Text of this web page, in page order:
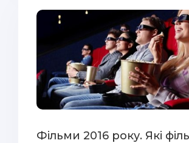
Фільми 2016 року. Які